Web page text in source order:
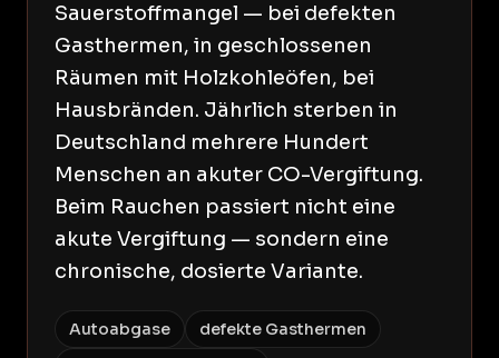
Sauerstoffmangel — bei defekten
Gasthermen, in geschlossenen
Räumen mit Holzkohleöfen, bei
Hausbränden. Jährlich sterben in
Deutschland mehrere Hundert
Menschen an akuter CO-Vergiftung.
Beim Rauchen passiert nicht eine
akute Vergiftung — sondern eine
chronische, dosierte Variante.
Autoabgase
defekte Gasthermen